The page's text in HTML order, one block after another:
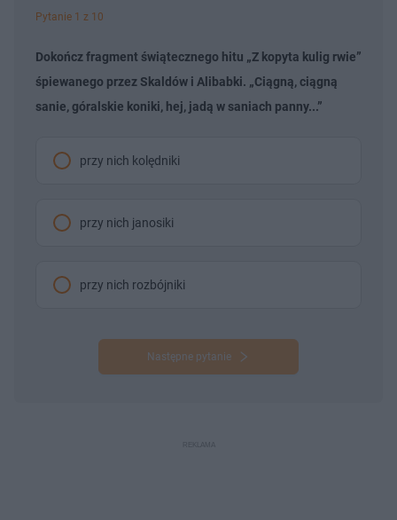
Pytanie 1 z 10
Dokończ fragment świątecznego hitu „Z kopyta kulig rwie”
śpiewanego przez Skaldów i Alibabki. „Ciągną, ciągną
sanie, góralskie koniki, hej, jadą w saniach panny...”
przy nich kolędniki
przy nich janosiki
przy nich rozbójniki
Następne pytanie